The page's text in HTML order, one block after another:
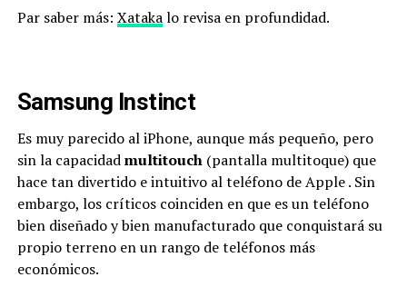
Par saber más: Xatakalo revisa en profundidad.
Samsung Instinct
Es muy parecido al iPhone, aunque más pequeño, pero
sin la capacidadmultitouch(pantalla multitoque) que
hace tan divertido e intuitivo al teléfono de Apple . Sin
embargo, los críticos coinciden en que es un teléfono
bien diseñado y bien manufacturado que conquistará su
propio terreno en un rango de teléfonos más
económicos.